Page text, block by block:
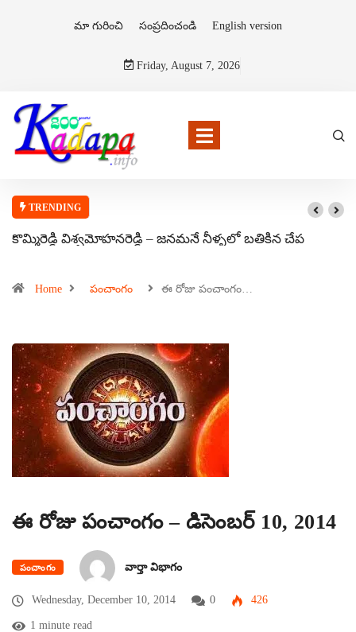
మా గురించి సంప్రదించండి English version
Friday, August 7, 2026
TRENDING
కొమ్మిరెడ్డి విశ్వమోహనరెడ్డి – జనమనే నీళ్ళలో బతికిన చేప
Home పంచాంగం ఈ రోజు పంచాంగం…
ఈ రోజు పంచాంగం – డిసెంబర్ 10, 2014
పంచాంగం వార్తా విభాగం
Wednesday, December 10, 2014 0 426
1 minute read